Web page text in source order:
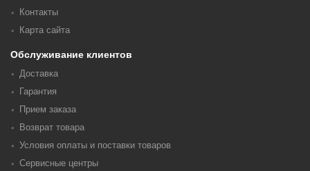
Контакты
Карта сайта
Обслуживание клиентов
Доставка
Гарантия
Прием заказа
Возврат товара
Условия оплаты и поставки товаров
Сервисные центры